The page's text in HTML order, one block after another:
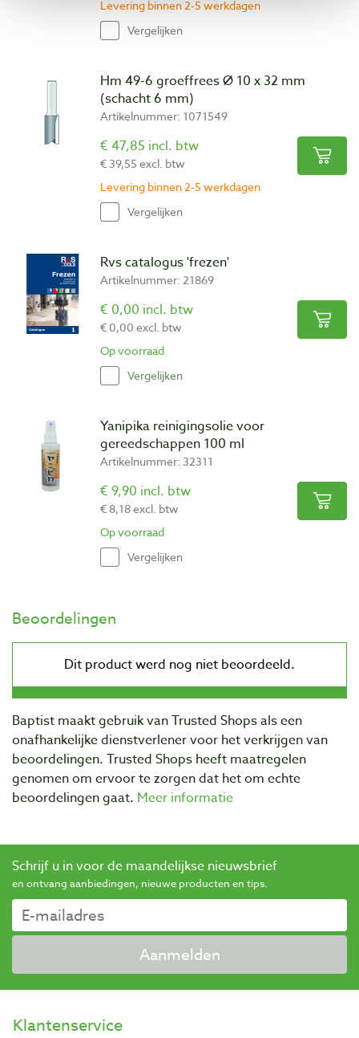
Levering binnen 2-5 werkdagen
Vergelijken
Hm 49-6 groeffrees Ø 10 x 32 mm
(schacht 6 mm)
Artikelnummer: 1071549
€ 47,85 incl. btw
€ 39,55 excl. btw
Levering binnen 2-5 werkdagen
Vergelijken
Rvs catalogus 'frezen'
Artikelnummer: 21869
€ 0,00 incl. btw
€ 0,00 excl. btw
Op voorraad
Vergelijken
Yanipika reinigingsolie voor
gereedschappen 100 ml
Artikelnummer: 32311
€ 9,90 incl. btw
€ 8,18 excl. btw
Op voorraad
Vergelijken
Beoordelingen
Baptist maakt gebruik van Trusted Shops als een
onafhankelijke dienstverlener voor het verkrijgen van
beoordelingen. Trusted Shops heeft maatregelen
genomen om ervoor te zorgen dat het om echte
beoordelingen gaat. Meer informatie
Schrijf u in voor de maandelijkse nieuwsbrief
en ontvang aanbiedingen, nieuwe producten en tips.
Aanmelden
Klantenservice